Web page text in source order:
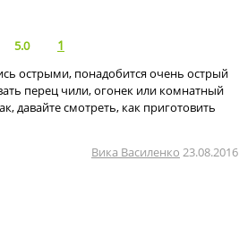
5.0 1
острыми, понадобится очень острый
перец чили, огонек или комнатный
давайте смотреть, как приготовить
Вика Василенко 23.08.2016